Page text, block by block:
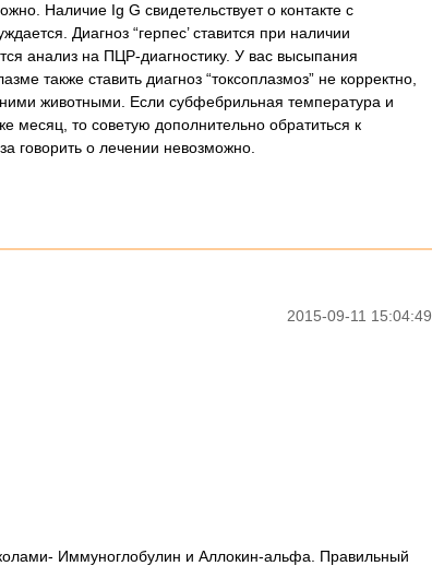
Наличие Ig G свидетельствует о контакте с
Диагноз “герпес’ ставится при наличии
анализ на ПЦР-диагностику. У вас высыпания
также ставить диагноз “токсоплазмоз” не корректно,
животными. Если субфебрильная температура и
то советую дополнительно обратиться к
говорить о лечении невозможно.
2015-09-11 15:04:49
Иммуноглобулин и Аллокин-альфа. Правильный